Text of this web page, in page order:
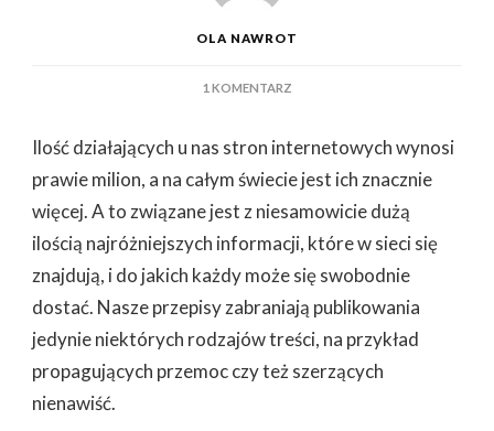
OLA NAWROT
1 KOMENTARZ
W
SIECI
INTERNETOWEJ
SĄ
ZAWSZE
PRAWDZIWE
Ilość działających u nas stron internetowych wynosi
prawie milion, a na całym świecie jest ich znacznie
więcej. A to związane jest z niesamowicie dużą
ilością najróżniejszych informacji, które w sieci się
znajdują, i do jakich każdy może się swobodnie
dostać. Nasze przepisy zabraniają publikowania
jedynie niektórych rodzajów treści, na przykład
propagujących przemoc czy też szerzących
nienawiść.